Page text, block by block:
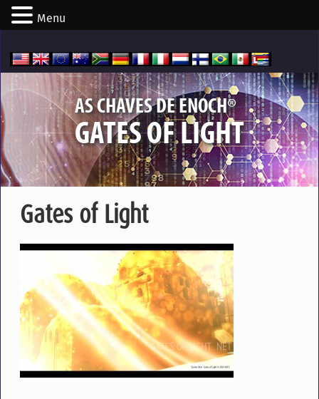
AS CHAVES DE ENOCH®
GATES OF LIGHT
Gates of Light
Menu